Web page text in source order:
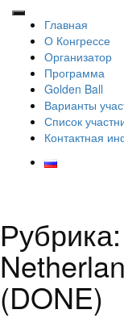
Главная
О Конгрессе
Организатор
Программа
Golden Ball
Варианты
Список
Контактная
(DONE)